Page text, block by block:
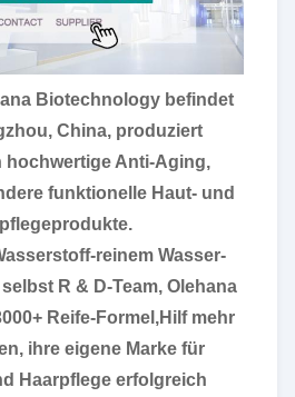
Biotechnology befindet
China, produziert
hochwertige Anti-Aging,
funktionelle Haut- und
reinem Wasser-
R & D-Team, Olehana
Reife-Formel,Hilf mehr
ihre eigene Marke für
Haarpflege erfolgreich